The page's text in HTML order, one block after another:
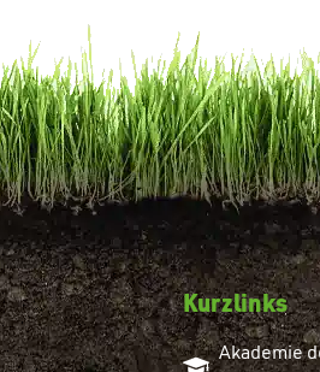
Kurzlinks
Akademie